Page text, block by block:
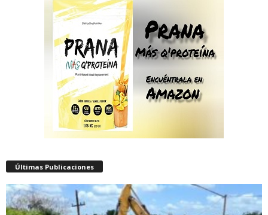
Últimas Publicaciones